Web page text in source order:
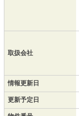
取扱会社
情報更新日
更新予定日